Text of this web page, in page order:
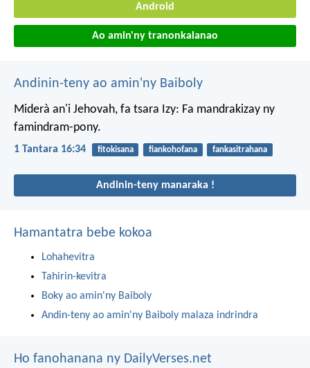
Android
Ao amin'ny tranonkalanao
Andinin-teny ao amin'ny Baiboly
Miderà an'i Jehovah, fa tsara Izy: Fa mandrakizay ny
famindram-pony.
1 Tantara 16:34 fitokisana fiankohofana fankasitrahana
Andinin-teny manaraka !
Hamantatra bebe kokoa
Lohahevitra
Tahirin-kevitra
Boky ao amin'ny Baiboly
Andin-teny ao amin'ny Baiboly malaza indrindra
Ho fanohanana ny DailyVerses.net